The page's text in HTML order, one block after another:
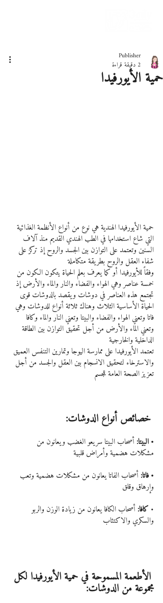
حمية الأيورفيدا
Publisher
2 دقيقة قراءة
حمية الأيورفيدا الهندية هي نوع من أنواع الأنظمة الغذائية
التي شاع استخدامها في الطب الهندي القديم منذ آلاف
السنين وتعتمد على التوازن بين الجسد والروح إذ تركز على
شفاء العقل والروح بطريقة متكاملة
وفقاً للأيورفيدا أو كما يعرف بعلم الحياة يتكون الكون من
خمسة عناصر وهي الهواء والفضاء والنار والماء والأرض إذ
تجتمع هذه العناصر في دوشات ويقصد بالدوشات قوى
الحياة الأساسية الثلاث وهناك ثلاثة أنواع للدوشات وهي
فاتا وتعني الهواء والفضاء والبيتا وتعني النار والماء وكافا
وتعني الماء والأرض من أجل تحقيق التوازن بين الطاقة
الداخلية والخارجية
تعتمد الأيورفيدا على ممارسة اليوجا وتمارين التنفس العميق
والاسترخاء لتحقيق الانسجام بين العقل والجسد من أجل
تعزيز الصحة العامة للجسم
• البيتا: أصحاب البيتا سريعو الغضب ويعانون من
مشكلات هضمية وأمراض قلبية
• فاتا: أصحاب الفاتا يعانون من مشكلات هضمية وتعب
وإرهاق وقلق
• كافا: أصحاب الكافا يعانون من زيادة الوزن والربو
والسكري والاكتئاب
الأطعمة المسموحة في حمية الأيورفيدا لكل
مجموعة من الدوشات: